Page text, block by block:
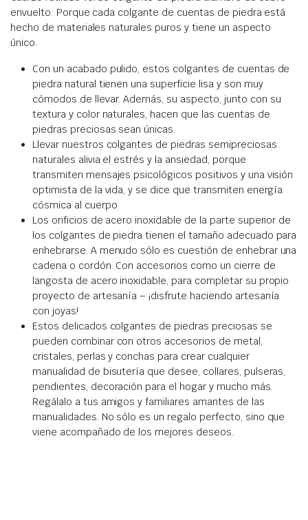
envuelto: Porque cada colgante de cuentas de piedra está
hecho de materiales naturales puros y tiene un aspecto
único.
Con un acabado pulido, estos colgantes de cuentas de
piedra natural tienen una superficie lisa y son muy
cómodos de llevar. Además, su aspecto, junto con su
textura y color naturales, hacen que las cuentas de
piedras preciosas sean únicas.
Llevar nuestros colgantes de piedras semipreciosas
naturales alivia el estrés y la ansiedad, porque
transmiten mensajes psicológicos positivos y una visión
optimista de la vida, y se dice que transmiten energía
cósmica al cuerpo.
Los orificios de acero inoxidable de la parte superior de
los colgantes de piedra tienen el tamaño adecuado para
enhebrarse. A menudo sólo es cuestión de enhebrar una
cadena o cordón. Con accesorios como un cierre de
langosta de acero inoxidable, para completar su propio
proyecto de artesanía – ¡disfrute haciendo artesanía
con joyas!
Estos delicados colgantes de piedras preciosas se
pueden combinar con otros accesorios de metal,
cristales, perlas y conchas para crear cualquier
manualidad de bisutería que desee, collares, pulseras,
pendientes, decoración para el hogar y mucho más.
Regálalo a tus amigos y familiares amantes de las
manualidades. No sólo es un regalo perfecto, sino que
viene acompañado de los mejores deseos.